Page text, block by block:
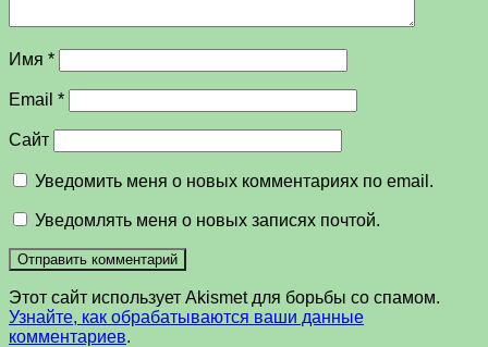
Имя *
Email *
Сайт
Уведомить меня о новых комментариях по email.
Уведомлять меня о новых записях почтой.
Этот сайт использует Akismet для борьбы со спамом.
Узнайте, как обрабатываются ваши данные
комментариев.